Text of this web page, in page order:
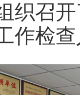
织召
作检